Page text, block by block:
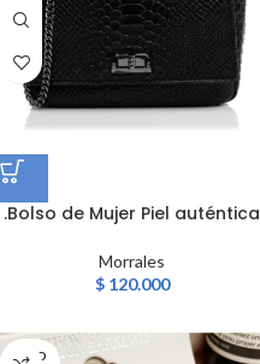
.Bolso de Mujer Piel auténtica
Morrales
$120.000
SOLD